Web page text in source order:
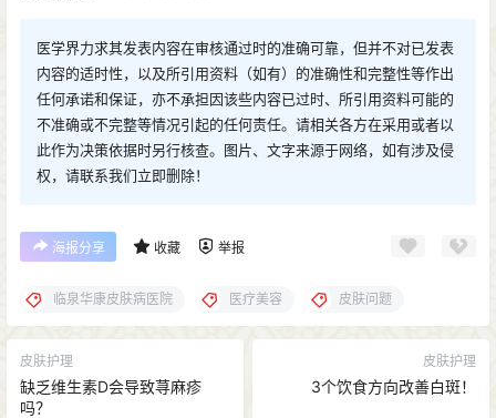
医学界力求其发表内容在审核通过时的准确可靠，但并不对已发表
内容的适时性，以及所引用资料（如有）的准确性和完整性等作出
任何承诺和保证，亦不承担因该些内容已过时、所引用资料可能的
不准确或不完整等情况引起的任何责任。请相关各方在采用或者以
此作为决策依据时另行核查。图片、文字来源于网络，如有涉及侵
权，请联系我们立即删除！
海报分享 收藏 举报
临泉华康皮肤病医院 医疗美容 皮肤问题
皮肤护理
缺乏维生素D会导致荨麻疹
吗？
皮肤护理
3个饮食方向改善白斑！